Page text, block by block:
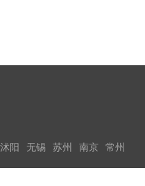
沭阳
无锡 苏州 南京 常州